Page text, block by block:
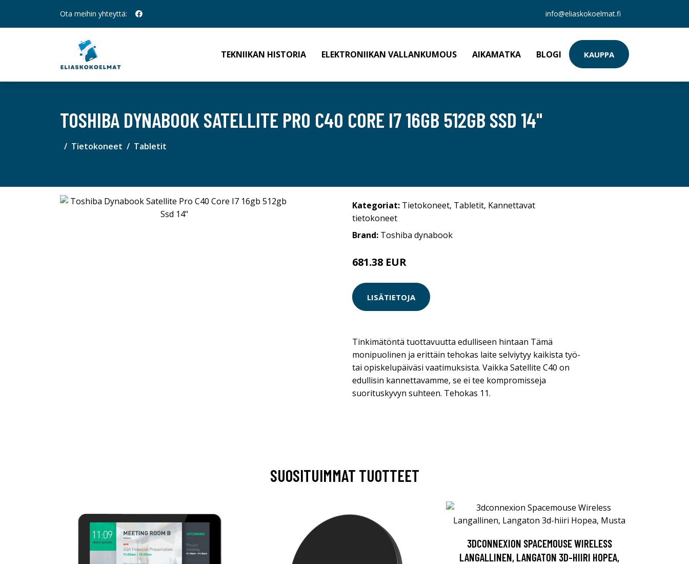
Ota meihin yhteyttä: info@eliaskokoelmat.fi
TEKNIIKAN HISTORIA ELEKTRONIIKAN VALLANKUMOUS AIKAMATKA BLOGI KAUPPA
TOSHIBA DYNABOOK SATELLITE PRO C40 CORE I7 16GB 512GB SSD 14"
Tietokoneet Tabletit
Kategoriat: Tietokoneet, Tabletit, Kannettavat
tietokoneet
Brand: Toshiba dynabook
681.38 EUR
LISÄTIETOJA
Tinkimätöntä tuottavuutta edulliseen hintaan Tämä
monipuolinen ja erittäin tehokas laite selviytyy kaikista työ-
tai opiskelupäiväsi vaatimuksista. Vaikka Satellite C40 on
edullisin kannettavamme, se ei tee kompromisseja
suorituskyvyn suhteen. Tehokas 11.
SUOSITUIMMAT TUOTTEET
3DCONNEXION SPACEMOUSE WIRELESS
LANGALLINEN, LANGATON 3D-HIIRI HOPEA,